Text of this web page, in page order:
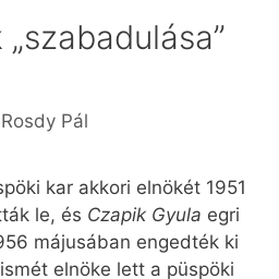
Rosdy Pál
kar akkori elnökét 1951
le, és Czapik Gyula egri
májusában engedték ki
elnöke lett a püspöki